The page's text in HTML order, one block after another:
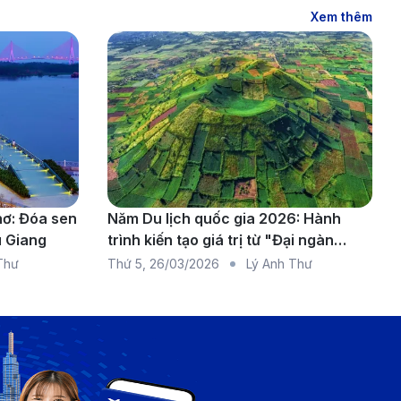
Xem thêm
Đóa sen
Giang
Năm Du lịch quốc gia 2026: Hành
trình kiến tạo giá trị từ "Đại ngàn
chạm biển xanh"
Thứ 5 26/03/2026 Lý Anh Thư